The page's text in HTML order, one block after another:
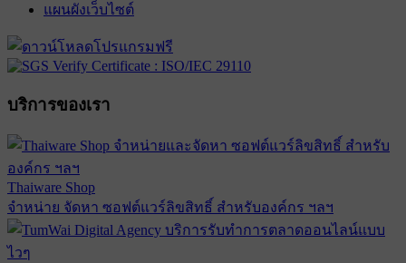
แผนผังเว็บไซต์
บริการของเรา
Thaiware Shop
จำหน่าย จัดหา ซอฟต์แวร์ลิขสิทธิ์ สำหรับองค์กร ฯลฯ